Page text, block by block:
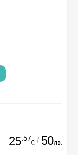
25.57
€ / 50лв.